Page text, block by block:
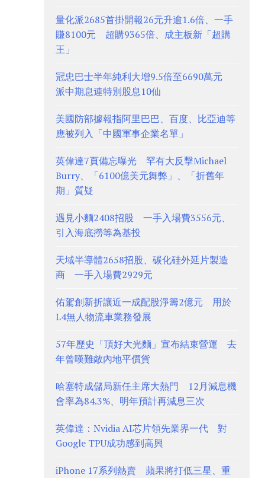
量化派2685首掛開報26元升逾1.6倍、一手
賺8100元 超購9365倍、成主板新「超購
王」
冠忠巴士半年純利大增9.5倍至6690萬元
派中期息連特別股息10仙
美國防部據報指阿里巴巴、百度、比亞迪等
應被列入「中國軍事企業名單」
英偉達7頁備忘曝光 罕有大反擊Michael
Burry、「6100億美元舞弊」、「折舊年
期」質疑
遇見小麵2408招股 一手入場費3556元、
引入海底撈等為基投
天域半導體2658招股、碳化硅外延片製造
商 一手入場費2929元
佑駕創新折讓近一成配股淨籌2億元 用於
L4無人物流車業務發展
57年歷史「頂好大光麵」宣布結束營運 去
年曾嘆難敵內地平價貨
哈塞特成儲局新任主席大熱門 12月減息機
會率為84.3%、明年預計再減息三次
英偉達：Nvidia AI芯片領先業界一代 對
Google TPU成功感到高興
iPhone 17系列熱賣 蘋果將打低三星、重